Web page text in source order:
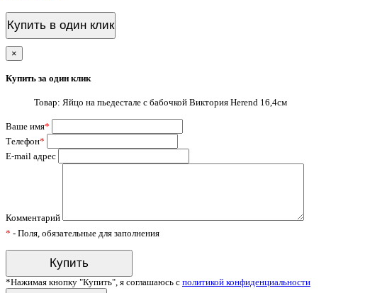
Купить в один клик
×
Купить за один клик
Товар: Яйцо на пьедестале с бабочкой Виктория Herend 16,4см
Ваше имя*
Телефон*
E-mail адрес
Комментарий
* - Поля, обязательные для заполнения
*Нажимая кнопку "Купить", я соглашаюсь с политикой конфиденциальности